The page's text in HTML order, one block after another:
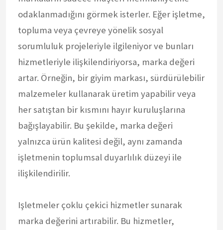
odaklanmadığını görmek isterler. Eğer işletme,
topluma veya çevreye yönelik sosyal
sorumluluk projeleriyle ilgileniyor ve bunları
hizmetleriyle ilişkilendiriyorsa, marka değeri
artar. Örneğin, bir giyim markası, sürdürülebilir
malzemeler kullanarak üretim yapabilir veya
her satıştan bir kısmını hayır kuruluşlarına
bağışlayabilir. Bu şekilde, marka değeri
yalnızca ürün kalitesi değil, aynı zamanda
işletmenin toplumsal duyarlılık düzeyi ile
ilişkilendirilir.
Işletmeler çoklu çekici hizmetler sunarak
marka değerini artırabilir. Bu hizmetler,